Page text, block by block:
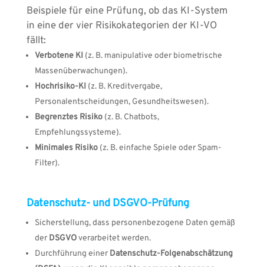
Beispiele für eine Prüfung, ob das KI-System
in eine der vier Risikokategorien der KI-VO
fällt:
Verbotene KI(z. B. manipulative oder biometrische
Massenüberwachungen).
Hochrisiko-KI(z. B. Kreditvergabe,
Personalentscheidungen, Gesundheitswesen).
Begrenztes Risiko(z. B. Chatbots,
Empfehlungssysteme).
Minimales Risiko(z. B. einfache Spiele oder Spam-
Filter).
Datenschutz- und DSGVO-Prüfung
Sicherstellung, dass personenbezogene Daten gemäß
der DSGVOverarbeitet werden​.
Durchführung einer Datenschutz-Folgenabschätzung